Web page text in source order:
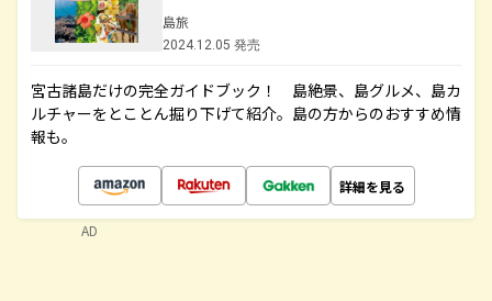
島旅
2024.12.05 発売
宮古諸島だけの完全ガイドブック！ 島絶景、島グルメ、島カ
ルチャーをとことん掘り下げて紹介。島の方からのおすすめ情
報も。
詳細を見る
AD